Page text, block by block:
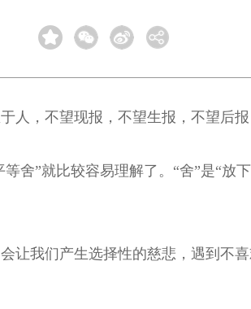
人，不望现报，不望生报，不望后报
舍”就比较容易理解了。“舍”是“放
让我们产生选择性的慈悲，遇到不